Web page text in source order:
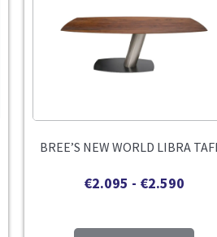
BREE’S NEW WORLD LIBRA
€2.095 - €2.590